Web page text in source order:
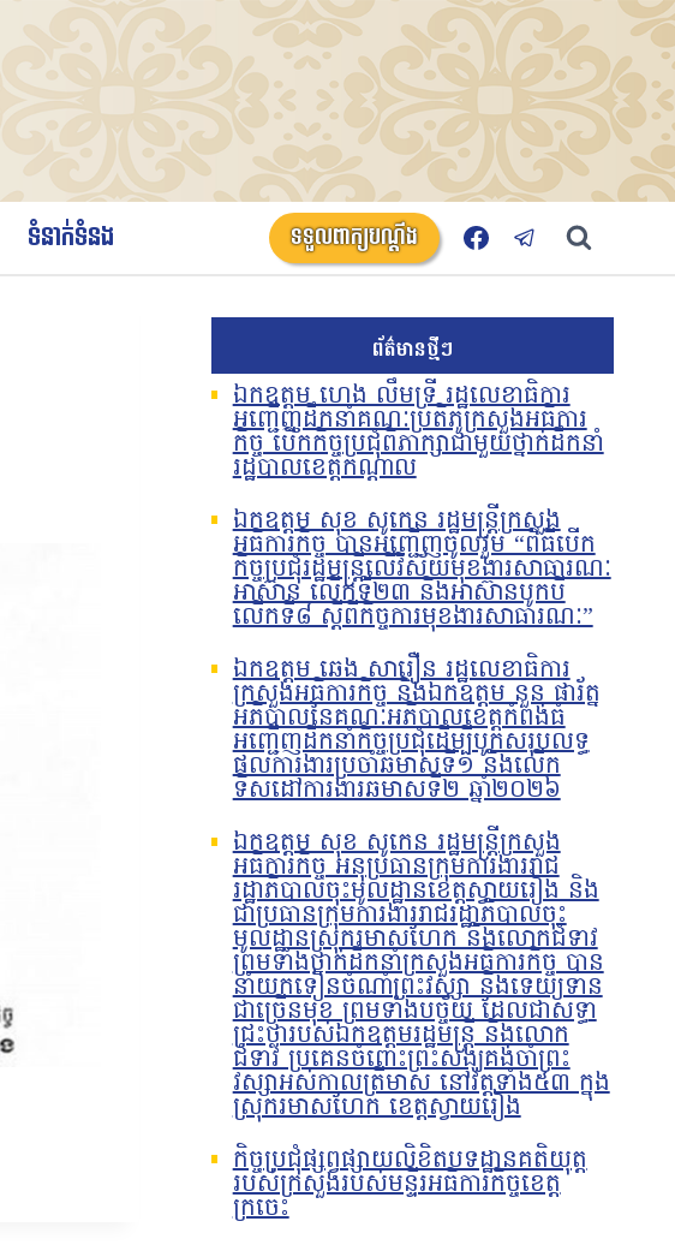
ទំនាក់ទំនង ទទួលពាក្យបណ្តឹង
ព័ត៌មានថ្មីៗ
ឯកឧត្តម ហេង លឹមទ្រី រដ្ឋលេខាធិការ
អញ្ជើញដឹកនាំគណៈប្រតិភូក្រសួងអធិការ
កិច្ច បើកកិច្ចប្រជុំពិភាក្សាជាមួយថ្នាក់ដឹកនាំ
រដ្ឋបាលខេត្តកណ្តាល
ឯកឧត្តម សុខ សូកេន រដ្ឋមន្រ្តីក្រសួង
អធិការកិច្ច បានអញ្ជើញចូលរួម “ពិធីបើក
កិច្ចប្រជុំរដ្ឋមន្ត្រីលើវិស័យមុខងារសាធារណៈ
អាស៊ាន លើកទី២៣ និងអាស៊ានបូកបី
លើកទី៨ ស្តីពីកិច្ចការមុខងារសាធារណៈ”
ឯកឧត្តម ឆេង សារឿន រដ្ឋលេខាធិការ
ក្រសួងអធិការកិច្ច និងឯកឧត្តម នួន ផារ័ត្ន
អភិបាលនៃគណៈអភិបាលខេត្តកំពង់ធំ
អញ្ជើញដឹកនាំកិច្ចប្រជុំដើម្បីបូកសរុបលទ្ធ
ផលការងារប្រចាំឆមាសទី១ និងលើក
ទិសដៅការងារឆមាសទី២ ឆ្នាំ២០២៦
ឯកឧត្តម សុខ សូកេន រដ្ឋមន្រ្តីក្រសួង
អធិការកិច្ច អនុប្រធានក្រុមការងាររាជ
រដ្ឋាភិបាលចុះមូលដ្ឋានខេត្តស្វាយរៀង និង
ជាប្រធានក្រុមការងាររាជរដ្ឋាភិបាលចុះ
មូលដ្ឋានស្រុករមាសហែក និងលោកជំទាវ
ព្រមទាំងថ្នាក់ដឹកនាំក្រសួងអធិការកិច្ច បាន
នាំយកទៀនចំណាំព្រះវស្សា និងទេយ្យទាន
ជាច្រើនមុខ ព្រមទាំងបច្ច័យ ដែលជាសទ្ធា
ជ្រះថ្លារបស់ឯកឧត្តមរដ្ឋមន្រ្តី និងលោក
ជំទាវ ប្រគេនចំពោះព្រះសង្ឃគង់ចាំព្រះ
វស្សាអស់កាលត្រីមាស នៅវត្តទាំង៥៣ ក្នុង
ស្រុករមាសហែក ខេត្តស្វាយរៀង
កិច្ចប្រជុំផ្សព្វផ្សាយលិខិតបទដ្ឋានគតិយុត្ត
របស់ក្រសួងរបស់មន្ទីរអធិការកិច្ចខេត្ត
ក្រចេះ